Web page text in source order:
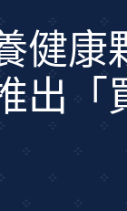
健康
出「